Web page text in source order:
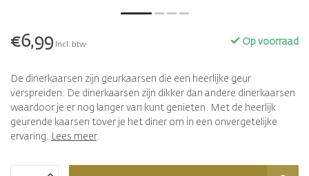
€6,99 Incl. btw Op voorraad
De dinerkaarsen zijn geurkaarsen die een heerlijke geur
verspreiden. De dinerkaarsen zijn dikker dan andere dinerkaarsen
waardoor je er nog langer van kunt genieten. Met de heerlijk
geurende kaarsen tover je het diner om in een onvergetelijke
ervaring. Lees meer.